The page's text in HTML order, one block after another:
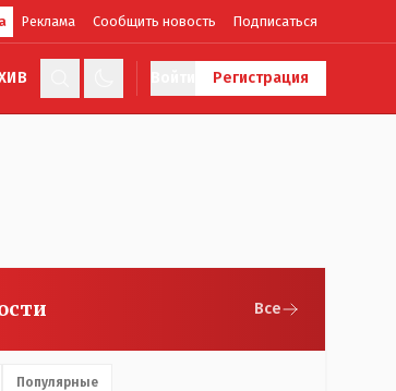
Реклама Сообщить новость Подписаться
Регистрация
Все
Популярные